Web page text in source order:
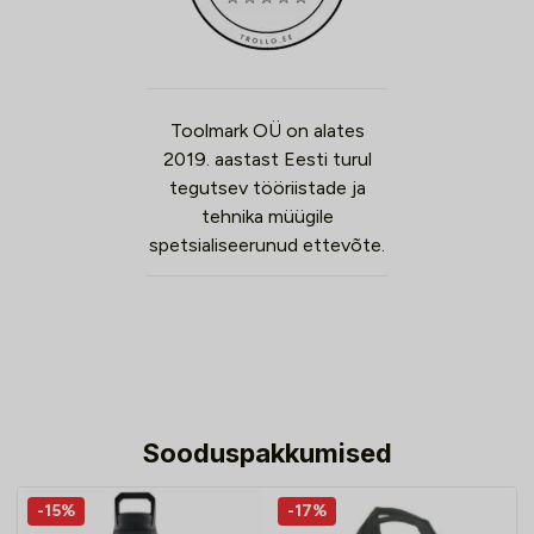
Toolmark OÜ on alates
2019. aastast Eesti turul
tegutsev tööriistade ja
tehnika müügile
spetsialiseerunud ettevõte.
Sooduspakkumised
-15% -17%